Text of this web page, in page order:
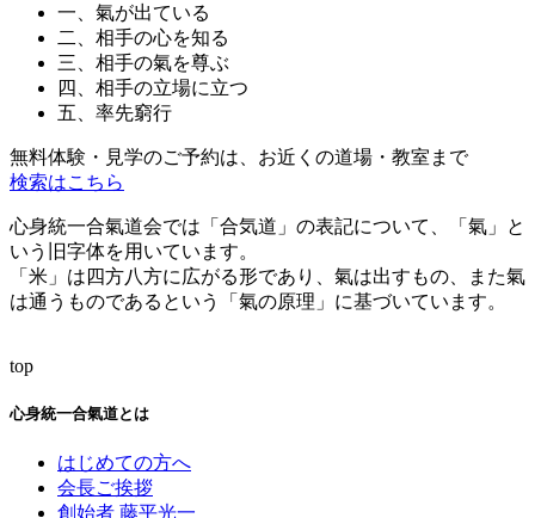
一、氣が出ている
二、相手の心を知る
三、相手の氣を尊ぶ
四、相手の立場に立つ
五、率先窮行
無料体験・見学のご予約は、お近くの道場・教室まで
検索はこちら
心身統一合氣道会では「合気道」の表記について、「氣」と
いう旧字体を用いています。
「米」は四方八方に広がる形であり、氣は出すもの、また氣
は通うものであるという「氣の原理」に基づいています。
top
心身統一合氣道とは
はじめての方へ
会長ご挨拶
創始者 藤平光一